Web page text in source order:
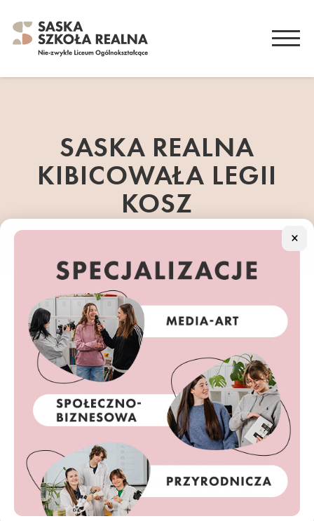
SASKA REALNA
KIBICOWAŁA LEGII
KOSZ
21.04.2026
18 kwietnia uczniowie, uczennice i nauczyciele Saskiej
Szkoły Realnej wspólnie wybrali się na mecz koszykówki na
Bemowie, by kibicować drużynie @legiakosz
.
Na trybunach panowała świetna atmosfera, pełna emocji i
dopingu.
Po meczu mieliśmy okazję spotkać się z zawodnikami,
przybić piątki i zdobyć piłkę z ich autografami
To był niezapomniany dzień pełen sportowych wrażeń!
×